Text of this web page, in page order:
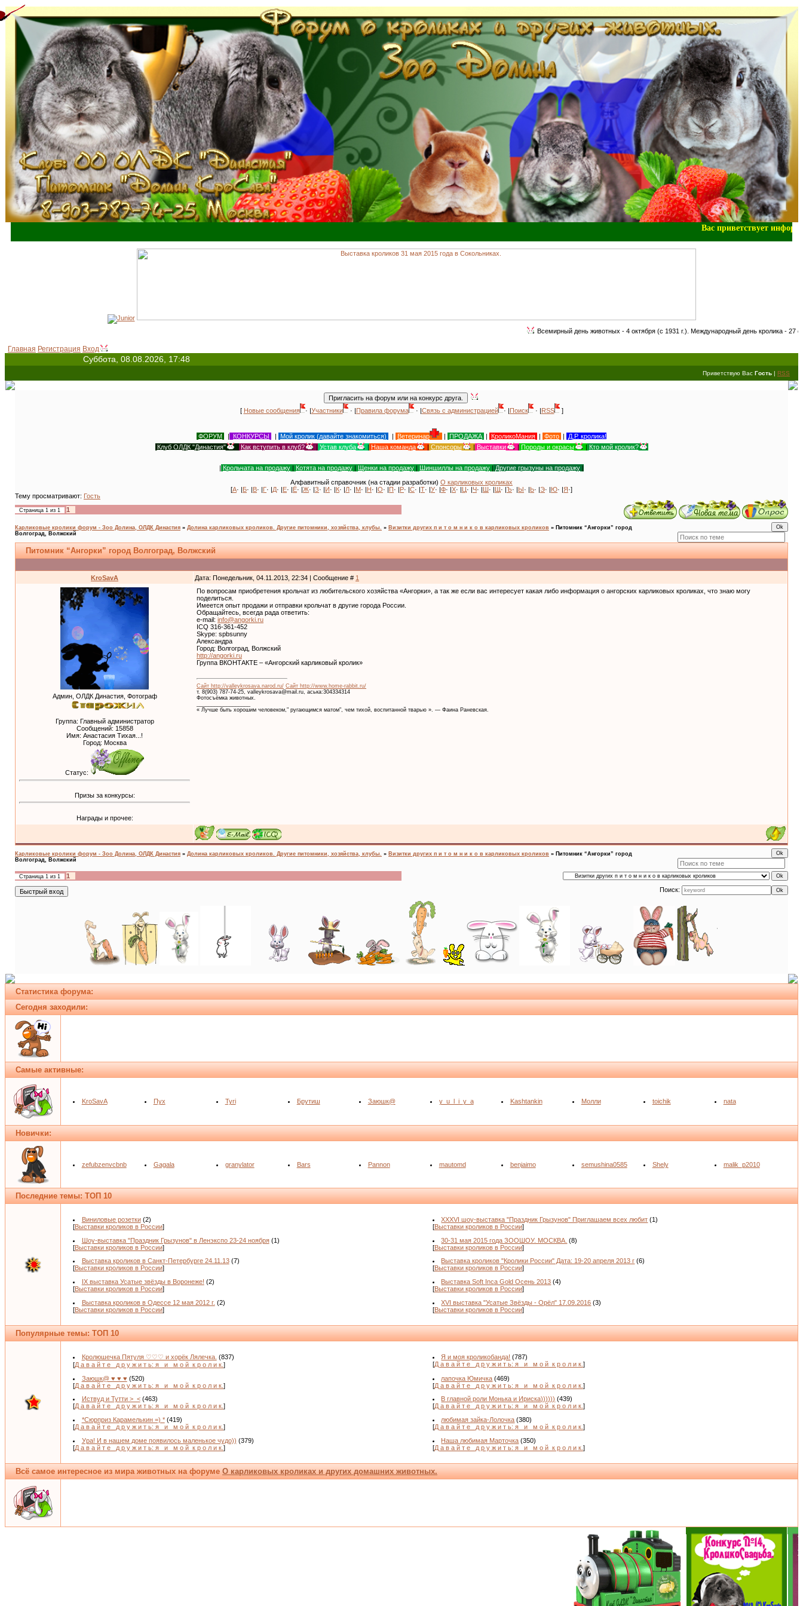
Вас приветствует
Всемирный день животных - 4 октября (с 1931 г.). Международный день кролика - 27 сентября!
Главная Регистрация Вход
Суббота, 08.08.2026, 17:48
Приветствую Вас Гость | RSS
[ Новые сообщения · |Участники · |Правила форума · |Связь с администрацией · |Поиск · |RSS ]
ФОРУМ | КОНКУРСЫ | Мой кролик (давайте знакомиться) | Ветеринар | ПРОДАЖА | КроликоМания | Фото |
Д.Р. кролика!
Клуб ОЛДК "Династия"
| Как вступить в клуб? | Устав клуба | Наша команда | Спонсоры | Выставки | Породы и окрасы | Кто мой кролик?
| Крольчата на продажу | Котята на продажу | Щенки на продажу | Шиншиллы на продажу | Другие грызуны на продажу |
Алфавитный справочник (на стадии разработки) О карликовых кроликах
[А· |Б· |В· |Г· |Д· |Е· |Ё· |Ж· |З· |И· |К· |Л· |М· |Н· |О· |П· |Р· |С· |Т· |У· |Ф· |Х· |Ц· |Ч· |Ш· |Щ· |Ъ· |Ы· |Ь· |Э· |Ю· |Я·]
Тему просматривают: Гость
Страница 1 из 1 1
Карликовые кролики форум - Зоо Долина, ОЛДК Династия » Долина карликовых кроликов. Другие питомники, хозяйства, клубы. » Визитки других п и т о м н и к о в карликовых кроликов » Питомник “Ангорки” город
Волгоград, Волжский
Питомник “Ангорки” город Волгоград, Волжский
KroSavA Дата: Понедельник, 04.11.2013, 22:34 | Сообщение # 1
Админ, ОЛДК Династия, Фотограф
Группа: Главный администратор
Сообщений: 15858
Имя: Анастасия Тихая...!
Город: Москва
Статус:
Призы за конкурсы:
Награды и прочее:
По вопросам приобретения крольчат из любительского хозяйства «Ангорки», а так же если вас интересует какая либо информация о ангорских карликовых кроликах, что знаю могу
поделиться.
Имеется опыт продажи и отправки крольчат в другие города России.
Обращайтесь, всегда рада ответить:
e-mail: info@angorki.ru
ICQ 316-361-452
Skype: spbsunny
Александра
Город: Волгоград, Волжский
http://angorki.ru
Группа ВКОНТАКТЕ – «Ангорский карликовый кролик»
Сайт http://valleykrosava.narod.ru/ Сайт http://www.home-rabbit.ru/
т. 8(903) 787-74-25, valleykrosava@mail.ru, аська:304334314
Фотосъёмка животных.
« Лучше быть хорошим человеком," ругающимся матом", чем тихой, воспитанной тварью ». — Фаина Раневская.
Карликовые кролики форум - Зоо Долина, ОЛДК Династия » Долина карликовых кроликов. Другие питомники, хозяйства, клубы. » Визитки других п и т о м н и к о в карликовых кроликов » Питомник “Ангорки” город
Волгоград, Волжский
Страница 1 из 1
1
Поиск:
Статистика форума:
Сегодня заходили:
Самые активные:
KroSavA Пух Tyri Брутиш Заюшк@ y_u_l_i_y_a Kashtankin Молли toichik nata
Новички:
zefubzenvcbnb Gagala granylator Bars Pannon mautomd benjaimo semushina0585 Shely malik_p2010
Последние темы: ТОП 10
Виниловые розетки (2)
[Выставки кроликов в России]
XXXVI шоу-выставка "Праздник Грызунов" Приглашаем всех любит (1)
[Выставки кроликов в России]
Шоу-выставка "Праздник Грызунов" в Ленэкспо 23-24 ноября (1)
[Выставки кроликов в России]
30-31 мая 2015 года ЗООШОУ. МОСКВА. (8)
[Выставки кроликов в России]
Выставка кроликов в Санкт-Петербурге 24.11.13 (7)
[Выставки кроликов в России]
Выставка кроликов "Кролики России" Дата: 19-20 апреля 2013 г (6)
[Выставки кроликов в России]
IX выставка Усатые звёзды в Воронеже! (2)
[Выставки кроликов в России]
Выставка Soft Inca Gold Осень 2013 (4)
[Выставки кроликов в России]
Выставка кроликов в Одессе 12 мая 2012 г. (2)
[Выставки кроликов в России]
XVI выставка "Усатые Звёзды - Орёл" 17.09.2016 (3)
[Выставки кроликов в России]
Популярные темы: ТОП 10
Кролюшечка Пятуля ♡♡♡ и хорёк Лялечка. (837)
[Д а в а й т е _д р у ж и т ь: я _и_ м о й_к р о л и к. ]
Я и моя кроликобанда! (787)
[Д а в а й т е _д р у ж и т ь: я _и_ м о й_к р о л и к. ]
Заюшк@ ♥ ♥ ♥ (520)
[Д а в а й т е _д р у ж и т ь: я _и_ м о й_к р о л и к. ]
лапочка Юмичка (469)
[Д а в а й т е _д р у ж и т ь: я _и_ м о й_к р о л и к. ]
Иствуд и Тутти >_< (463)
[Д а в а й т е _д р у ж и т ь: я _и_ м о й_к р о л и к. ]
В главной роли Монька и Ириска)))))) (439)
[Д а в а й т е _д р у ж и т ь: я _и_ м о й_к р о л и к. ]
*Сюрприз Карамелькин =) * (419)
[Д а в а й т е _д р у ж и т ь: я _и_ м о й_к р о л и к. ]
любимая зайка-Лолочка (380)
[Д а в а й т е _д р у ж и т ь: я _и_ м о й_к р о л и к. ]
Ура! И в нашем доме появилось маленькое чудо)) (379)
[Д а в а й т е _д р у ж и т ь: я _и_ м о й_к р о л и к. ]
Наша любимая Марточка (350)
[Д а в а й т е _д р у ж и т ь: я _и_ м о й_к р о л и к. ]
Всё самое интересное из мира животных на форумеО карликовых кроликах и других домашних животных.